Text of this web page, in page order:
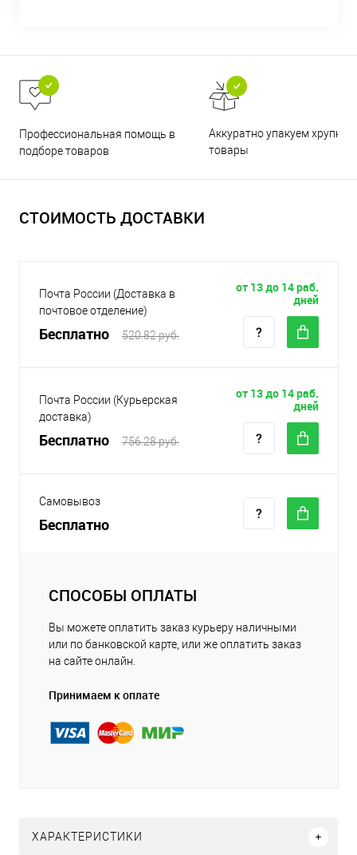
Профессиональная помощь в
подборе товаров
Аккуратно упакуем хрупкие
товары
СТОИМОСТЬ ДОСТАВКИ
Почта России (Доставка в
почтовое отделение)
Бесплатно 520.82 руб.
от 13 до 14 раб.
дней
Почта России (Курьерская
доставка)
Бесплатно 756.28 руб.
от 13 до 14 раб.
дней
Самовывоз
Бесплатно
СПОСОБЫ ОПЛАТЫ
Вы можете оплатить заказ курьеру наличными
или по банковской карте, или же оплатить заказ
на сайте онлайн.
Принимаем к оплате
ХАРАКТЕРИСТИКИ